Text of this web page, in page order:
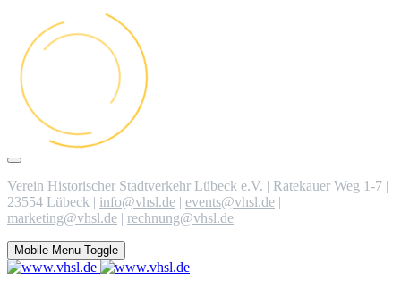
Verein Historischer Stadtverkehr Lübeck e.V. | Ratekauer Weg 1-7 |
23554 Lübeck | info@vhsl.de | events@vhsl.de |
marketing@vhsl.de | rechnung@vhsl.de
Mobile Menu Toggle